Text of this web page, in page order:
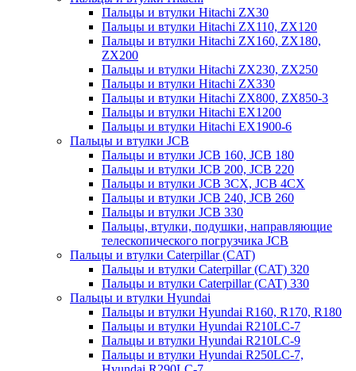
Пальцы и втулки Hitachi ZX30
Пальцы и втулки Hitachi ZX110, ZX120
Пальцы и втулки Hitachi ZX160, ZX180,
ZX200
Пальцы и втулки Hitachi ZX230, ZX250
Пальцы и втулки Hitachi ZX330
Пальцы и втулки Hitachi ZX800, ZX850-3
Пальцы и втулки Hitachi EX1200
Пальцы и втулки Hitachi EX1900-6
Пальцы и втулки JCB
Пальцы и втулки JCB 160, JCB 180
Пальцы и втулки JCB 200, JCB 220
Пальцы и втулки JCB 3CX, JCB 4CX
Пальцы и втулки JCB 240, JCB 260
Пальцы и втулки JCB 330
Пальцы, втулки, подушки, направляющие
телескопического погрузчика JCB
Пальцы и втулки Caterpillar (CAT)
Пальцы и втулки Caterpillar (CAT) 320
Пальцы и втулки Caterpillar (CAT) 330
Пальцы и втулки Hyundai
Пальцы и втулки Hyundai R160, R170, R180
Пальцы и втулки Hyundai R210LC-7
Пальцы и втулки Hyundai R210LC-9
Пальцы и втулки Hyundai R250LC-7,